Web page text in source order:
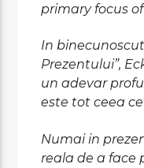
primary focus of
In
Prezentului”,
un adevar
este tot ceea
Numai in
reala de a face